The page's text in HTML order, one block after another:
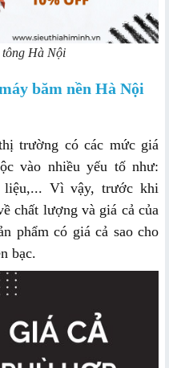
tông Hà Nội
băm nền Hà Nội
trường có các mức giá
vào nhiều yếu tố như:
liệu,... Vì vậy, trước khi
chất lượng và giá cả của
phẩm có giá cả sao cho
bạc.